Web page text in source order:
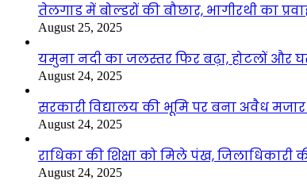
तेलगाड में बोल्डरों की बौछार, भागीरथी का
August 25, 2025
यमुना नदी का जलस्तर फिर बढ़ा, होटलों और
August 24, 2025
सरकारी विद्यालय की भूमि पर बना अवैध
August 24, 2025
राधिका की शिक्षा को मिले पंख, जिलाधिकारी
August 24, 2025